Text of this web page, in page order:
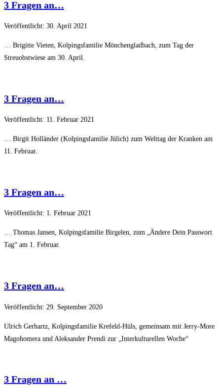
3 Fragen an…
Veröffentlicht: 30. April 2021
… Brigitte Vieten, Kolpingsfamilie Mönchengladbach, zum Tag der
Streuobstwiese am 30. April.
3 Fragen an…
Veröffentlicht: 11. Februar 2021
… Birgit Holländer (Kolpingsfamilie Jülich) zum Welttag der Kranken am
11. Februar.
3 Fragen an…
Veröffentlicht: 1. Februar 2021
… Thomas Jansen, Kolpingsfamilie Birgelen, zum „Ändere Dein Passwort
Tag“ am 1. Februar.
3 Fragen an…
Veröffentlicht: 29. September 2020
Ulrich Gerhartz, Kolpingsfamilie Krefeld-Hüls, gemeinsam mit Jerry-More
Magohomera und Aleksander Prendi zur „Interkulturellen Woche“
3 Fragen an …